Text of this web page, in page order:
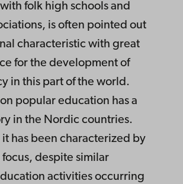
folk high schools and
is often pointed out
characteristic with great
for the development of
in this part of the world.
popular education has a
in the Nordic countries.
has been characterized by
focus, despite similar
activities occurring